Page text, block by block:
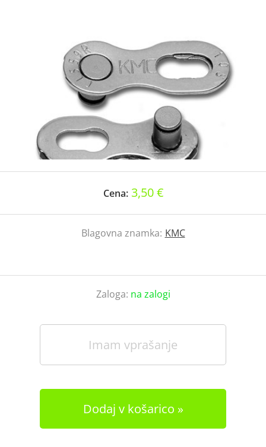
Cena: 3,50 €
Blagovna znamka: KMC
Zaloga: na zalogi
Imam vprašanje
Dodaj v košarico